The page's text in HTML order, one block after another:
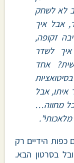
לא לשחק
אבל איך
זקופה,
לשדר
אחד
איתו, אבל
מחווה…
מלאכותי".
הידיים רק
בסרטון הבא.